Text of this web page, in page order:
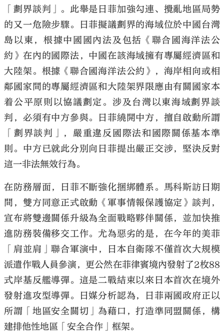
「劃界談判」。此舉是日菲加強勾連、攪亂地區局勢
的又一危險步驟。日菲擬議劃界的海域位於中國台灣
島以東，根據中國國內法及包括《聯合國海洋法公
約》在內的國際法，中國在該海域擁有專屬經濟區和
大陸架。根據《聯合國海洋法公約》，海岸相向或相
鄰國家間的專屬經濟區和大陸架界限應由有關國家本
着公平原則以協議劃定。涉及台灣以東海域劃界談
判，必須有中方參與。日菲繞開中方，擅自啟動所謂
「劃界談判」，嚴重違反國際法和國際關係基本準
則。中方已就此分別向日菲提出嚴正交涉，堅決反對
這一非法無效行為。
在防務層面，日菲不斷強化捆綁體系。馬科斯訪日期
間，雙方同意正式啟動《軍事情報保護協定》談判，
宣布將雙邊關係升級為全面戰略夥伴關係，並加快推
進防務裝備移交工作。尤為惡劣的是，在今年的美菲
「肩並肩」聯合軍演中，日本自衛隊不僅首次大規模
派遣作戰人員參演，更公然在菲律賓境內發射了2枚88
式岸基反艦導彈。這是二戰結束以來日本首次在境外
發射進攻型導彈。日媒分析認為，日菲兩國政府正以
所謂「地區安全關切」為藉口，打造準同盟關係，構
建排他性地區「安全合作」框架。